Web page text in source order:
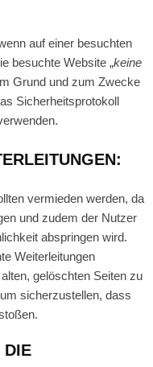
auf einer besuchten
besuchte Website „keine
Grund und zum Zwecke
Sicherheitsprotokoll
vermieden werden, da
und zudem der Nutzer
abspringen wird.
Weiterleitungen
gelöschten Seiten zu
sicherzustellen, dass
DIE